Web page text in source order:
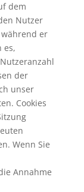
dem
Nutzer
er
es,
der
unser
Cookies
Wenn Sie
Annahme